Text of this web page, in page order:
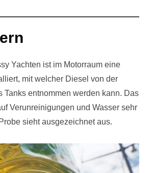
Yachten ist im Motorraum eine
mit welcher Diesel von der
Tanks entnommen werden kann. Das
Verunreinigungen und Wasser sehr
sieht ausgezeichnet aus.